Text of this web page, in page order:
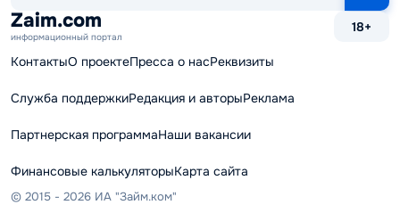
сайту
Zaim.com
информационный портал
18+
КонтактыО проектеПресса о насРеквизиты
Служба поддержкиРедакция и авторыРеклама
Партнерская программаНаши вакансии
Финансовые калькуляторыКарта сайта
© 2015 - 2026 ИА "Займ.ком"